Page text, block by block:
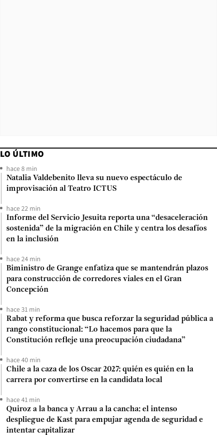
LO ÚLTIMO
hace 8 min
Natalia Valdebenito lleva su nuevo espectáculo de
improvisación al Teatro ICTUS
hace 22 min
Informe del Servicio Jesuita reporta una “desaceleración
sostenida” de la migración en Chile y centra los desafíos
en la inclusión
hace 24 min
Biministro de Grange enfatiza que se mantendrán plazos
para construcción de corredores viales en el Gran
Concepción
hace 31 min
Rabat y reforma que busca reforzar la seguridad pública a
rango constitucional: “Lo hacemos para que la
Constitución refleje una preocupación ciudadana”
hace 40 min
Chile a la caza de los Oscar 2027: quién es quién en la
carrera por convertirse en la candidata local
hace 41 min
Quiroz a la banca y Arrau a la cancha: el intenso
despliegue de Kast para empujar agenda de seguridad e
intentar capitalizar